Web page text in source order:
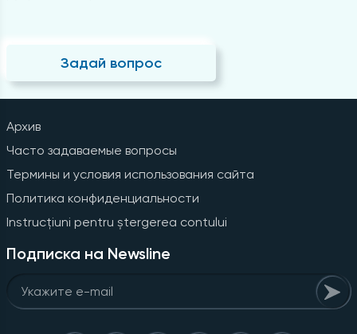
Задай вопрос
Архив
Часто задаваемые вопросы
Термины и условия использования сайта
Политика конфиденциальности
Instrucțiuni pentru ștergerea contului
Подписка на Newsline